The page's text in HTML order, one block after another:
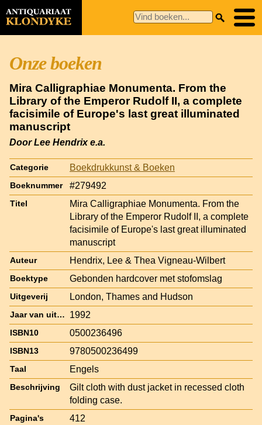
Onze boeken
Mira Calligraphiae Monumenta. From the
Library of the Emperor Rudolf II, a complete
facisimile of Europe's last great illuminated
manuscript
Door Lee Hendrix e.a.
Categorie Boekdrukkunst & Boeken
Boeknummer #279492
Titel
Mira Calligraphiae Monumenta. From the
Library of the Emperor Rudolf II, a complete
facisimile of Europe's last great illuminated
manuscript
Auteur Hendrix, Lee & Thea Vigneau-Wilbert
Boektype Gebonden hardcover met stofomslag
Uitgeverij London, Thames and Hudson
Jaar van uitgave 1992
ISBN10 0500236496
ISBN13 9780500236499
Taal Engels
Beschrijving
Gilt cloth with dust jacket in recessed cloth
folding case.
Pagina's 412